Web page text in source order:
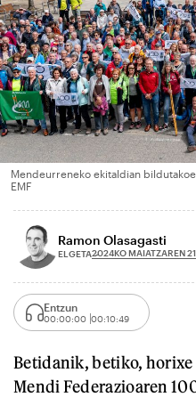
Mendeurreneko ekitaldian
EMF
Ramon Olasagasti
ELGETA2024KO MAIATZAREN
Entzun
00:00:00 00:10:49
Betidanik, betiko,
Mendi Federazioaren